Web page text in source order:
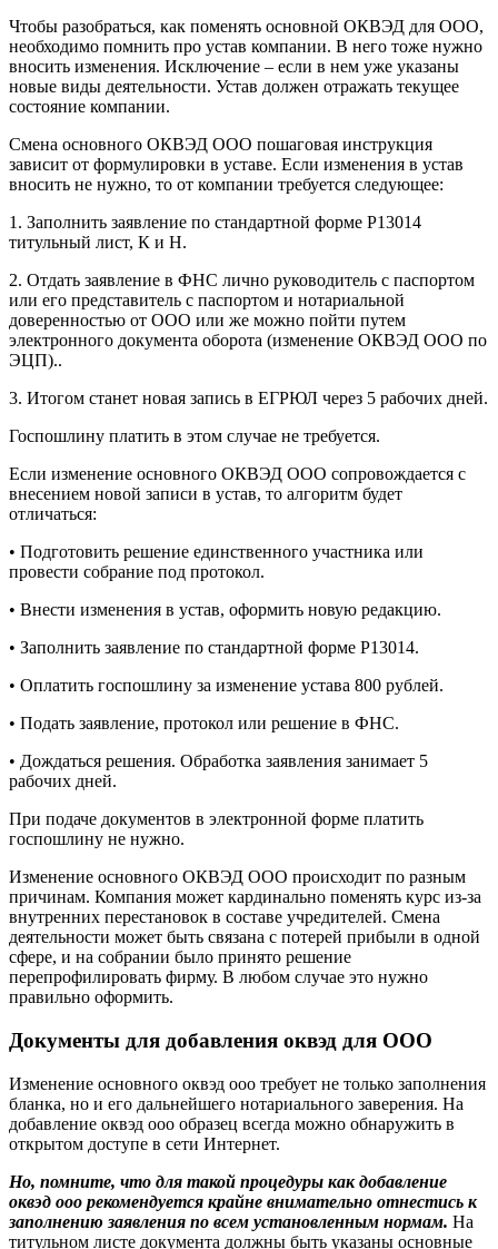
Чтобы разобраться, как поменять основной ОКВЭД для ООО,
необходимо помнить про устав компании. В него тоже нужно
вносить изменения. Исключение – если в нем уже указаны
новые виды деятельности. Устав должен отражать текущее
состояние компании.
Смена основного ОКВЭД ООО пошаговая инструкция
зависит от формулировки в уставе. Если изменения в устав
вносить не нужно, то от компании требуется следующее:
1. Заполнить заявление по стандартной форме Р13014
титульный лист, К и Н.
2. Отдать заявление в ФНС лично руководитель с паспортом
или его представитель с паспортом и нотариальной
доверенностью от ООО или же можно пойти путем
электронного документа оборота (изменение ОКВЭД ООО по
ЭЦП)..
3. Итогом станет новая запись в ЕГРЮЛ через 5 рабочих дней.
Госпошлину платить в этом случае не требуется.
Если изменение основного ОКВЭД ООО сопровождается с
внесением новой записи в устав, то алгоритм будет
отличаться:
• Подготовить решение единственного участника или
провести собрание под протокол.
• Внести изменения в устав, оформить новую редакцию.
• Заполнить заявление по стандартной форме Р13014.
• Оплатить госпошлину за изменение устава 800 рублей.
• Подать заявление, протокол или решение в ФНС.
• Дождаться решения. Обработка заявления занимает 5
рабочих дней.
При подаче документов в электронной форме платить
госпошлину не нужно.
Изменение основного ОКВЭД ООО происходит по разным
причинам. Компания может кардинально поменять курс из-за
внутренних перестановок в составе учредителей. Смена
деятельности может быть связана с потерей прибыли в одной
сфере, и на собрании было принято решение
перепрофилировать фирму. В любом случае это нужно
правильно оформить.
Документы для добавления оквэд для ООО
Изменение основного оквэд ооо требует не только заполнения
бланка, но и его дальнейшего нотариального заверения. На
добавление оквэд ооо образец всегда можно обнаружить в
открытом доступе в сети Интернет.
Но, помните, что для такой процедуры как добавление
оквэд ооо рекомендуется крайне внимательно отнестись к
заполнению заявления по всем установленным нормам. На
титульном листе документа должны быть указаны основные